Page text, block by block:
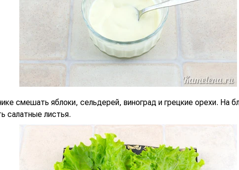
смешать яблоки, сельдерей, виноград и грецкие орехи. На
салатные листья.